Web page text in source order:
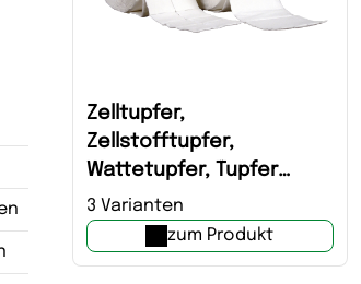
Zelltupfer,
Zellstofftupfer,
Wattetupfer, Tupfer
Noba
3 Varianten
zum Produkt